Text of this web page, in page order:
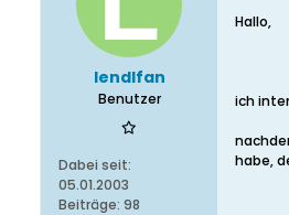
lendlfan
Benutzer
Dabei seit:
05.01.2003
Beiträge: 98
Hallo,
ich
habe,